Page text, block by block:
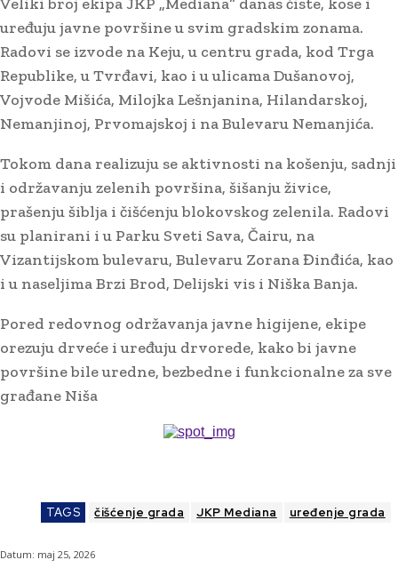
uređuju javne površine u svim gradskim zonama.
Radovi se izvode na Keju, u centru grada, kod Trga
Republike, u Tvrđavi, kao i u ulicama Dušanovoj,
Vojvode Mišića, Milojka Lešnjanina, Hilandarskoj,
Nemanjinoj, Prvomajskoj i na Bulevaru Nemanjića.
Tokom dana realizuju se aktivnosti na košenju, sadnji
i održavanju zelenih površina, šišanju živice,
prašenju šiblja i čišćenju blokovskog zelenila. Radovi
su planirani i u Parku Sveti Sava, Čairu, na
Vizantijskom bulevaru, Bulevaru Zorana Đinđića, kao
i u naseljima Brzi Brod, Delijski vis i Niška Banja.
Pored redovnog održavanja javne higijene, ekipe
orezuju drveće i uređuju drvorede, kako bi javne
površine bile uredne, bezbedne i funkcionalne za sve
građane Niša
TAGS čišćenje grada JKP Mediana uređenje grada
Datum: maj 25, 2026